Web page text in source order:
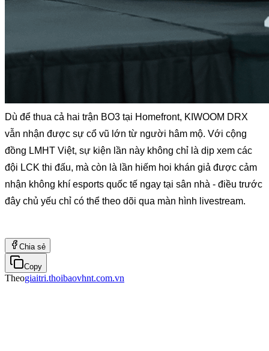
Dù để thua cả hai trận BO3 tại Homefront, KIWOOM DRX
vẫn nhận được sự cổ vũ lớn từ người hâm mộ. Với cộng
đồng LMHT Việt, sự kiện lần này không chỉ là dịp xem các
đội LCK thi đấu, mà còn là lần hiếm hoi khán giả được cảm
nhận không khí esports quốc tế ngay tại sân nhà - điều trước
đây chủ yếu chỉ có thể theo dõi qua màn hình livestream.
Chia sẻ
Copy
Theogiaitri.thoibaovhnt.com.vn